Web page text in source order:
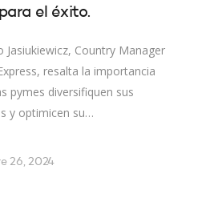
el éxito.
Jasiukiewicz, Country Manager
resalta la importancia
pymes diversifiquen sus
y optimicen su…
26, 2024